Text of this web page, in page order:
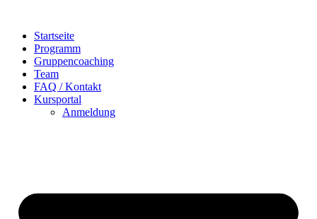
wechselnStartseite
Programm
Gruppencoaching
Team
FAQ / Kontakt
Kursportal
Anmeldung